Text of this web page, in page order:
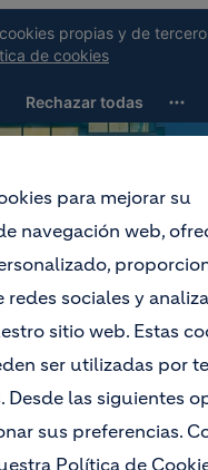
para mejorar su
navegación web,
sociales y
sitio web. Estas
ser utilizadas por
Desde las siguientes
sus preferencias.
Política de